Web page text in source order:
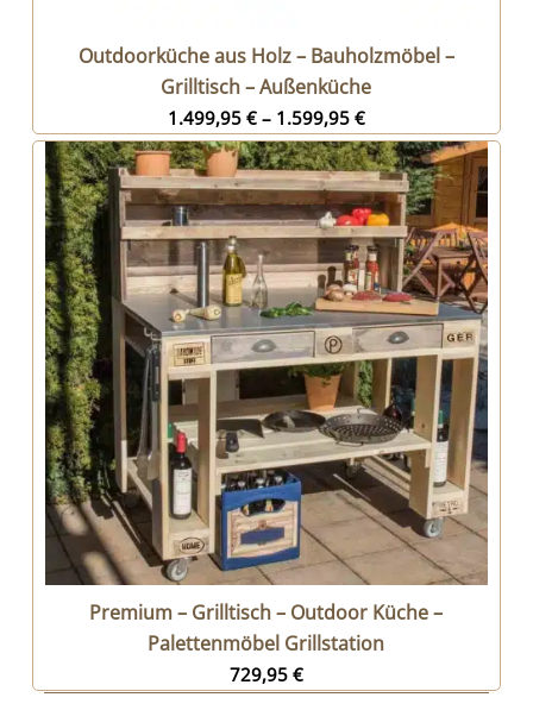
Outdoorküche aus Holz – Bauholzmöbel –
Grilltisch – Außenküche
1.499,95 €– 1.599,95 €
Premium – Grilltisch – Outdoor Küche –
Palettenmöbel Grillstation
729,95 €